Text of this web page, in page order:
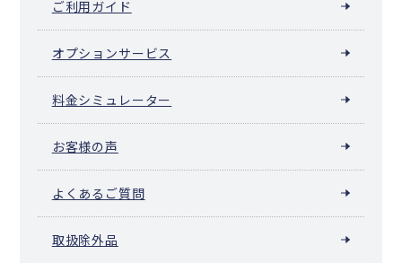
ご利用ガイド
オプションサービス
料金シミュレーター
お客様の声
よくあるご質問
取扱除外品